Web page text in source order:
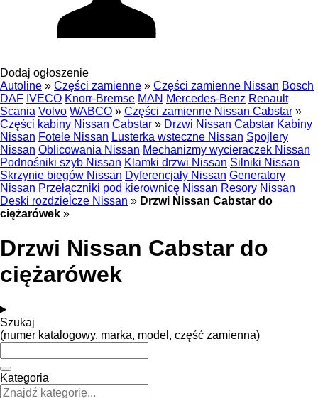
Dodaj ogłoszenie
Autoline » Części zamienne » Części zamienne Nissan Bosch
DAF IVECO Knorr-Bremse MAN Mercedes-Benz Renault
Scania Volvo WABCO » Części zamienne Nissan Cabstar »
Części kabiny Nissan Cabstar » Drzwi Nissan Cabstar Kabiny
Nissan Fotele Nissan Lusterka wsteczne Nissan Spojlery
Nissan Oblicowania Nissan Mechanizmy wycieraczek Nissan
Podnośniki szyb Nissan Klamki drzwi Nissan Silniki Nissan
Skrzynie biegów Nissan Dyferencjały Nissan Generatory
Nissan Przełączniki pod kierownicę Nissan Resory Nissan
Deski rozdzielcze Nissan » Drzwi Nissan Cabstar do
ciężarówek »
Drzwi Nissan Cabstar do
ciężarówek
Szukaj
(numer katalogowy, marka, model, część zamienna)
Kategoria